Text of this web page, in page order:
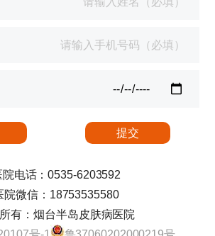
院电话：0535-6203592
院微信：18753535580
有：烟台半岛皮肤病医院